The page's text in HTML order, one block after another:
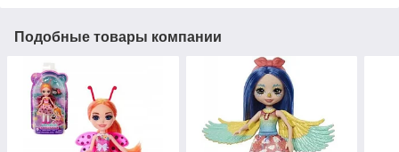
Подобные товары компании